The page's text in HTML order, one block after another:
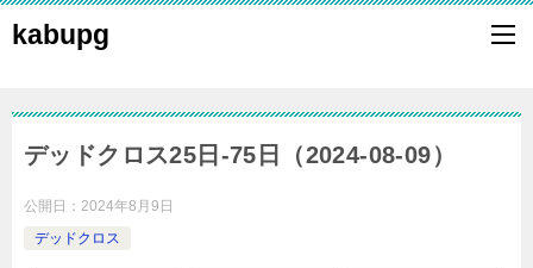
kabupg
デッドクロス25日-75日（2024-08-09）
公開日： 2024年8月9日
デッドクロス